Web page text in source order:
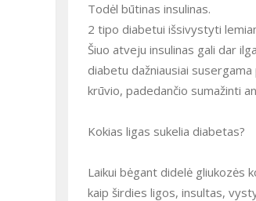
Todėl būtinas insulinas.
2 tipo diabetui išsivystyti
Šiuo atveju insulinas gali dar
diabetu dažniausiai
krūvio, padedančio sumažinti
Kokias ligas sukelia diabetas?
Laikui bėgant didelė gliukozės
kaip širdies ligos, insultas,